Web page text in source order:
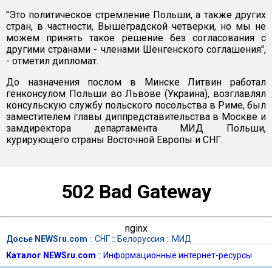
"Это политическое стремление Польши, а также других
стран, в частности, Вышеградской четверки, но мы не
можем принять такое решение без согласования с
другими странами - членами Шенгенского соглашения",
- отметил дипломат.
До назначения послом в Минске Литвин работал
генконсулом Польши во Львове (Украина), возглавлял
консульскую службу польского посольства в Риме, был
заместителем главы диппредставительства в Москве и
замдиректора департамента МИД Польши,
курирующего страны Восточной Европы и СНГ.
502 Bad Gateway
nginx
Досье NEWSru.com :: СНГ:: Белоруссия :: МИД
Каталог NEWSru.com :: Информационные интернет-ресурсы